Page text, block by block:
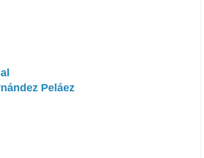
Peláez